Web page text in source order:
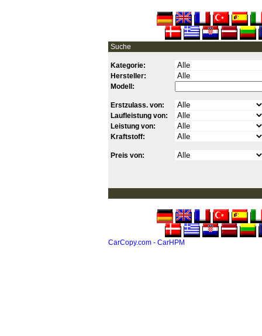
Suche
Kategorie:
Hersteller:
Modell:
Erstzulass. von:
Laufleistung von:
Leistung von:
Kraftstoff:
Preis von:
CarCopy.com - CarHPM